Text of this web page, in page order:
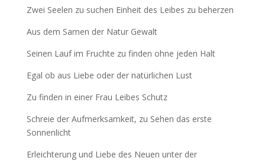
Zwei Seelen zu suchen Einheit des Leibes zu beherzen
Aus dem Samen der Natur Gewalt
Seinen Lauf im Fruchte zu finden ohne jeden Halt
Egal ob aus Liebe oder der natürlichen Lust
Zu finden in einer Frau Leibes Schutz
Schreie der Aufmerksamkeit, zu Sehen das erste
Sonnenlicht
Erleichterung und Liebe des Neuen unter der